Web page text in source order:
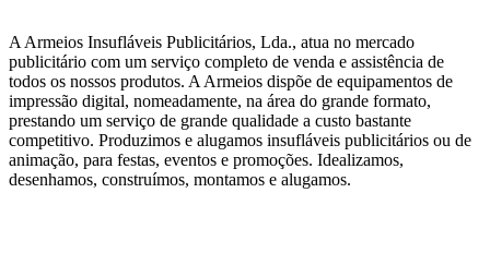
A Armeios Insufláveis Publicitários, Lda., atua no mercado
publicitário com um serviço completo de venda e assistência de
todos os nossos produtos. A Armeios dispõe de equipamentos de
impressão digital, nomeadamente, na área do grande formato,
prestando um serviço de grande qualidade a custo bastante
competitivo. Produzimos e alugamos insufláveis publicitários ou de
animação, para festas, eventos e promoções. Idealizamos,
desenhamos, construímos, montamos e alugamos.